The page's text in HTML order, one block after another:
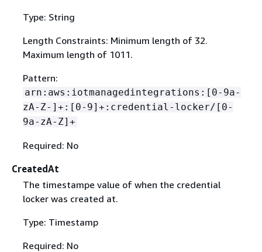
Type: String
Length Constraints: Minimum length of 32.
Maximum length of 1011.
Pattern:
arn:aws:iotmanagedintegrations:[0-9a-
zA-Z-]+:[0-9]+:credential-locker/[0-
9a-zA-Z]+
Required: No
CreatedAt
The timestampe value of when the credential
locker was created at.
Type: Timestamp
Required: No